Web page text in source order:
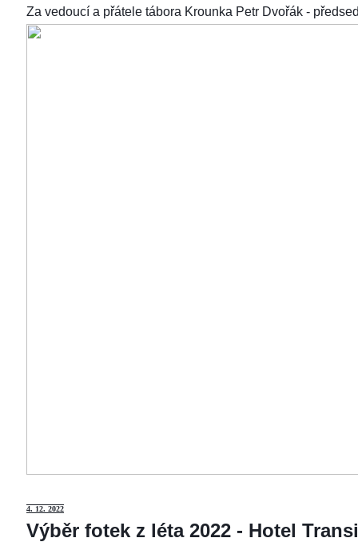
Za vedoucí a přátele tábora Krounka Petr Dvořák -
4. 12. 2022
Výběr fotek z léta 2022 - Hotel